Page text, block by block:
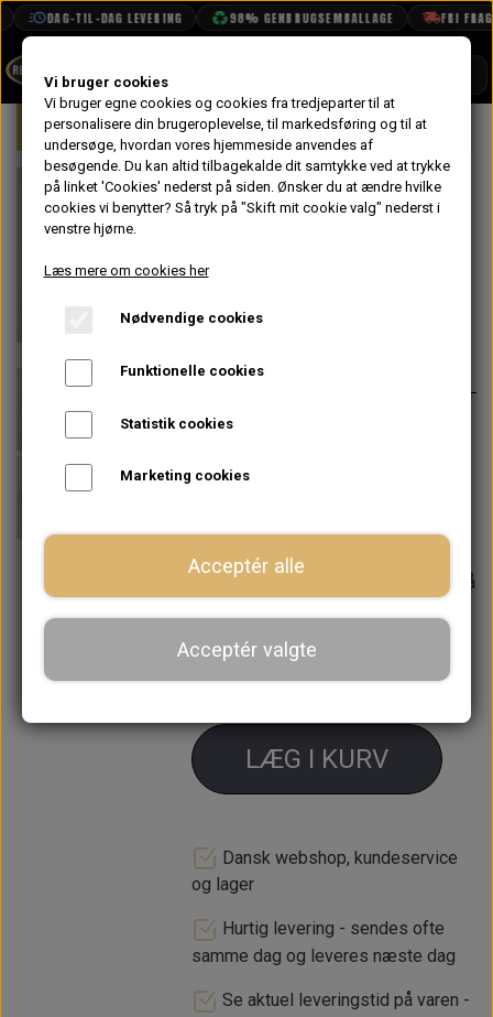
DAG-TIL-DAG LEVERING 98% GENBRUGSEMBALLAGE FRI FRAGT
BOOK TID
PROJEKTER
TEKNISK DATA
VANDPOLERING
Forside Mini Indsugning & Brændstofsystem
På lager
Tankmåler -
Pick up
428,00 kr.
Varenummer: AAU8340MS
Skal skrues fast, skruer og
53K165 & 2A2088
Forventet leveringstid:
Varen er på
−
LÆG I KURV
Dansk webshop, kundeservice
og lager
Hurtig levering - sendes ofte
samme dag og leveres næste dag
Se aktuel leveringstid på varen -
Vi bruger cookies
Vi bruger egne cookies og cookies fra tredjeparter til at
personalisere din brugeroplevelse, til markedsføring og til at
undersøge, hvordan vores hjemmeside anvendes af
besøgende. Du kan altid tilbagekalde dit samtykke ved at trykke
på linket 'Cookies' nederst på siden. Ønsker du at ændre hvilke
cookies vi benytter? Så tryk på "Skift mit cookie valg" nederst i
venstre hjørne.
Læs mere om cookies her
Nødvendige cookies
Funktionelle cookies
Statistik cookies
Marketing cookies
Acceptér alle
Acceptér valgte